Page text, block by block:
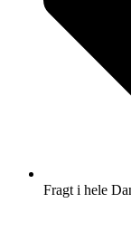
Fragt i hele